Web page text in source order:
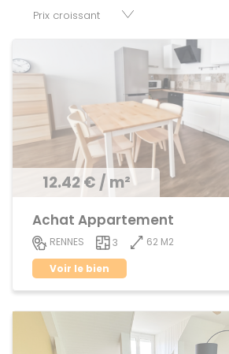
12.42 € / m²
Achat Appartement
RENNES 3
62 M2
Voir le bien